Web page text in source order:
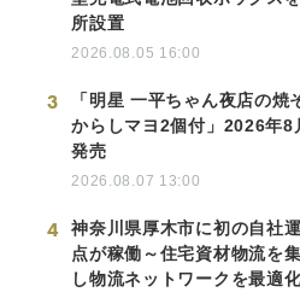
所設置
2026.08.05 16:00
3
「明星 一平ちゃん夜店の焼
からしマヨ2個付」2026年8
発売
2026.08.07 13:00
4
神奈川県厚木市に初の自社
点が稼働～住宅資材物流を
し物流ネットワークを最適